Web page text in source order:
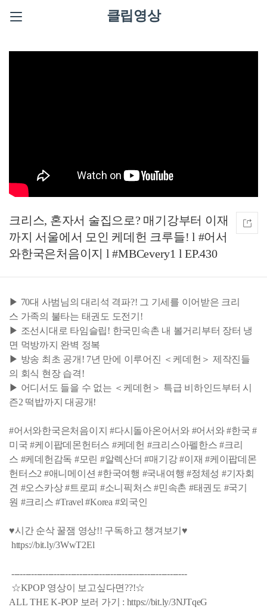
클립영상
크리스, 혼자서 술집으로? 매기강부터 이재
까지 서울에서 모인 케데헌 크루들! l #어서
와한국은처음이지 l #MBCevery1 l EP.430
▶ 70대 사범님의 대리석 격파?! 그 기세를 이어받은 크리
스 가족의 불타는 태권도 도전기!
▶ 조선시대로 타임슬립! 한국민속촌 내 볼거리부터 장터 냉
면 먹방까지 완벽 정복
▶ 방송 최초 공개! 7년 만에 이루어진 ＜케데헌＞ 제작진들
의 회식 현장 습격!
▶ 어디서도 들을 수 없는 ＜케데헌＞ 특급 비하인드부터 시
즌2 떡밥까지 대공개!
#어서와한국은처음이지 #다시돌아온어서와 #어서와 #한국 #
미국 #케이팝데몬헌터스 #케데헌 #크리스아펠한스 #크리
스 #케데헌감독 #모린 #알렉산더 #매기강 #이재 #케이팝데몬
헌터스2 #애니메이션 #한국여행 #국내여행 #정체성 #기자회
견 #오스카상 #트로피 #소니픽처스 #민속촌 #태권도 #국기
원 #크리스 #Travel #Korea #외국인
♥시간 순삭 꿀잼 영상!! 구독하고 챙겨보기♥
https://bit.ly/3WwT2El
--------------------------------------------------------------
☆KPOP 영상이 보고싶다면??!☆
ALL THE K-POP 보러 가기 : https://bit.ly/3NJTqeG